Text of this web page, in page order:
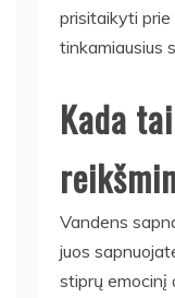
prisitaikyti
tinkamiausius
Kada
Vandens
juos
stiprų emocinį